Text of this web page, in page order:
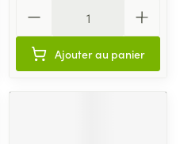
Ajouter au panier